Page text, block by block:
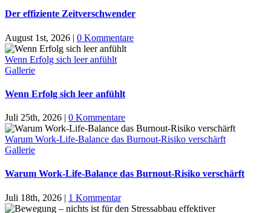
Der effiziente Zeitverschwender
August 1st, 2026 | 0 Kommentare
Wenn Erfolg sich leer anfühlt
Gallerie
Wenn Erfolg sich leer anfühlt
Juli 25th, 2026 | 0 Kommentare
Warum Work-Life-Balance das Burnout-Risiko verschärft
Gallerie
Warum Work-Life-Balance das Burnout-Risiko verschärft
Juli 18th, 2026 | 1 Kommentar